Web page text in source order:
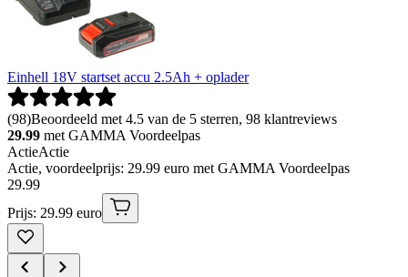
Einhell 18V startset accu 2.5Ah + oplader
(98)Beoordeeld met 4.5 van de 5 sterren, 98 klantreviews
29.99 met GAMMA Voordeelpas
ActieActie
Actie, voordeelprijs: 29.99 euro met GAMMA Voordeelpas
29.99
Prijs: 29.99 euro